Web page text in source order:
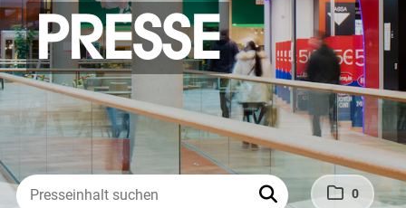
0
PRESSE
PRESSEKONTAKT